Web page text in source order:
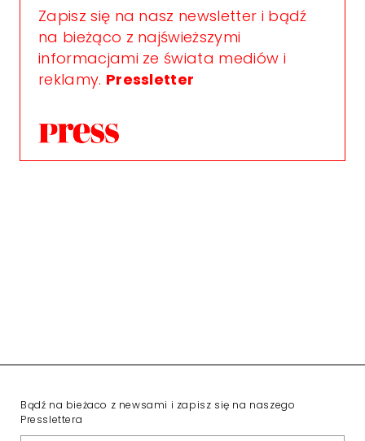
Zapisz się na nasz newsletter i bądź
na bieżąco z najświeższymi
informacjami ze świata mediów i
reklamy. Pressletter
Bądź na bieżaco z newsami i zapisz się na naszego
Presslettera